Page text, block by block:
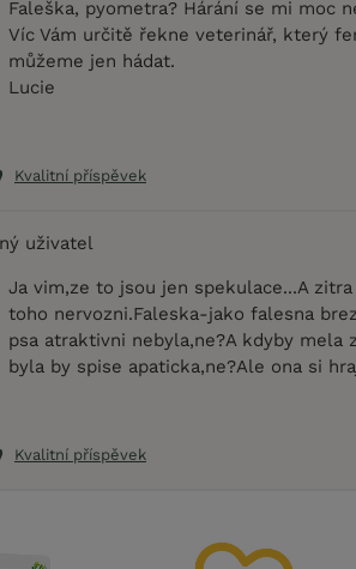
Faleška, pyometra? Hárání se mi moc
Víc Vám určitě řekne veterinář, který
můžeme jen hádat.
Lucie
Kvalitní příspěvek
uživatel
Ja vim,ze to jsou jen spekulace...A
toho nervozni.Faleska-jako falesna
psa atraktivni nebyla,ne?A kdyby mela
byla by spise apaticka,ne?Ale ona si
Kvalitní příspěvek